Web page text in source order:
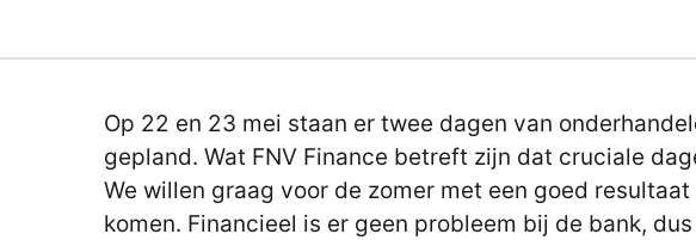
Op 22 en 23 mei staan er twee dagen van
gepland. Wat FNV Finance betreft zijn dat cruciale
We willen graag voor de zomer met een goed resultaat
komen. Financieel is er geen probleem bij de bank,